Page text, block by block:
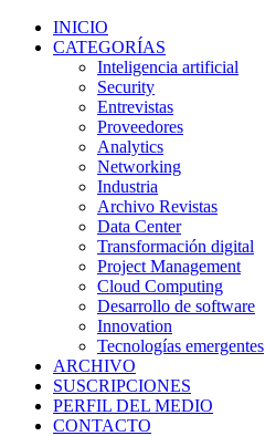
INICIO
CATEGORÍAS
Inteligencia artificial
Security
Entrevistas
Proveedores
Analytics
Networking
Industria
Archivo Revistas
Data Center
Transformación digital
Project Management
Cloud Computing
Desarrollo de software
Innovation
Tecnologías emergentes
ARCHIVO
SUSCRIPCIONES
PERFIL DEL MEDIO
CONTACTO